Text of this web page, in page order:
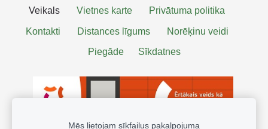
Veikals Vietnes karte Privātuma politika
Kontakti Distances līgums Norēķinu veidi
Piegāde Sīkdatnes
Mēs lietojam sīkfailus pakalpojuma